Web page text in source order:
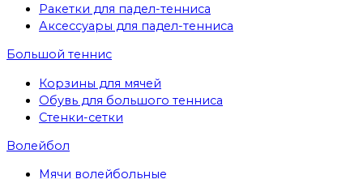
Ракетки для падел-тенниса
Аксессуары для падел-тенниса
Большой теннис
Корзины для мячей
Обувь для большого тенниса
Стенки-сетки
Волейбол
Мячи волейбольные